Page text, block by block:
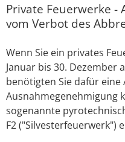
Private Feuerwerke -
vom Verbot des
Wenn Sie ein privates
Januar bis 30. Dezember
benötigten Sie dafür
Ausnahmegenehmigung
sogenannte
F2 ("Silvesterfeuerwerk")